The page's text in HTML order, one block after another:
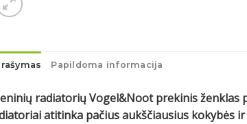
Papildoma informacija
radiatorių Vogel&Noot prekinis ženklas
atitinka pačius aukščiausius kokybės